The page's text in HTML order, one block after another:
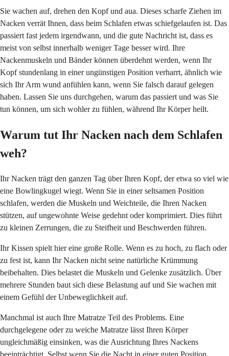
Sie wachen auf, drehen den Kopf und aua. Dieses scharfe Ziehen im
Nacken verrät Ihnen, dass beim Schlafen etwas schiefgelaufen ist. Das
passiert fast jedem irgendwann, und die gute Nachricht ist, dass es
meist von selbst innerhalb weniger Tage besser wird. Ihre
Nackenmuskeln und Bänder können überdehnt werden, wenn Ihr
Kopf stundenlang in einer ungünstigen Position verharrt, ähnlich wie
sich Ihr Arm wund anfühlen kann, wenn Sie falsch darauf gelegen
haben. Lassen Sie uns durchgehen, warum das passiert und was Sie
tun können, um sich wohler zu fühlen, während Ihr Körper heilt.
Warum tut Ihr Nacken nach dem Schlafen
weh?
Ihr Nacken trägt den ganzen Tag über Ihren Kopf, der etwa so viel wie
eine Bowlingkugel wiegt. Wenn Sie in einer seltsamen Position
schlafen, werden die Muskeln und Weichteile, die Ihren Nacken
stützen, auf ungewohnte Weise gedehnt oder komprimiert. Dies führt
zu kleinen Zerrungen, die zu Steifheit und Beschwerden führen.
Ihr Kissen spielt hier eine große Rolle. Wenn es zu hoch, zu flach oder
zu fest ist, kann Ihr Nacken nicht seine natürliche Krümmung
beibehalten. Dies belastet die Muskeln und Gelenke zusätzlich. Über
mehrere Stunden baut sich diese Belastung auf und Sie wachen mit
einem Gefühl der Unbeweglichkeit auf.
Manchmal ist auch Ihre Matratze Teil des Problems. Eine
durchgelegene oder zu weiche Matratze lässt Ihren Körper
ungleichmäßig einsinken, was die Ausrichtung Ihres Nackens
beeinträchtigt. Selbst wenn Sie die Nacht in einer guten Position